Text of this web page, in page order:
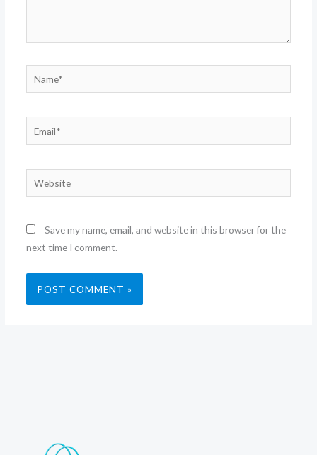
Name*
Website
Save my name, email, and website in this browser for the
next time I comment.